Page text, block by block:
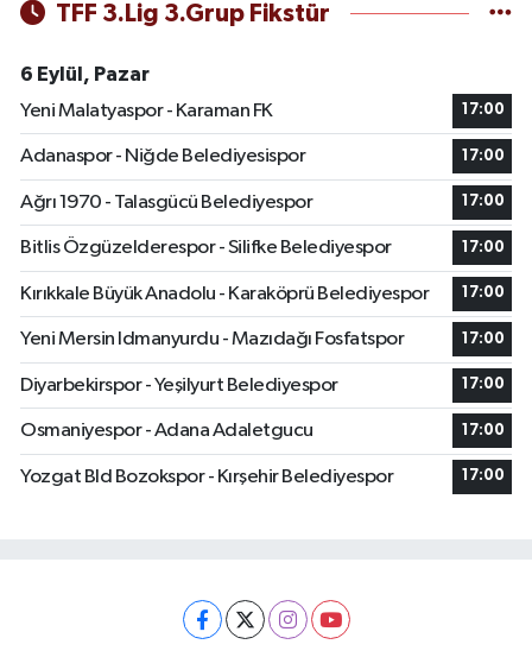
TFF 3.Lig 3.Grup Fikstür
6 Eylül, Pazar
Yeni Malatyaspor - Karaman FK
17:00
Adanaspor - Niğde Belediyesispor 17:00
Ağrı 1970 - Talasgücü Belediyespor 17:00
Bitlis Özgüzelderespor - Silifke Belediyespor 17:00
Kırıkkale Büyük Anadolu - Karaköprü Belediyespor 17:00
Yeni Mersin Idmanyurdu - Mazıdağı Fosfatspor 17:00
Diyarbekirspor - Yeşilyurt Belediyespor 17:00
Osmaniyespor - Adana Adaletgucu 17:00
Yozgat Bld Bozokspor - Kırşehir Belediyespor 17:00